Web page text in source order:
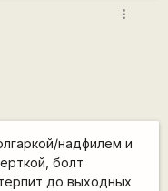
more_vert
надфилем и
болт
до выходных